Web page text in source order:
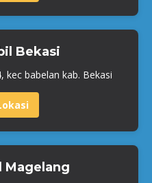
Bekasi
kec babelan kab. Bekasi
Magelang